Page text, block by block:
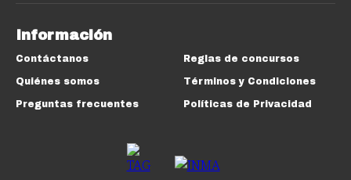
Información
Contáctanos
Quiénes somos
Preguntas frecuentes
Reglas de concursos
Términos y Condiciones
Políticas de Privacidad